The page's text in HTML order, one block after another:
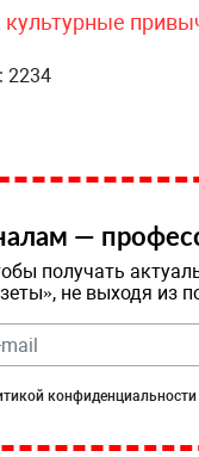
культурные
2234
—
получать
не выходя из
конфиденциальности